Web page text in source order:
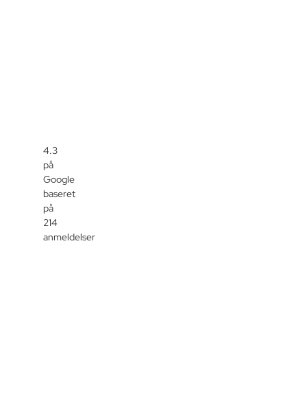
4.3
på
Google
baseret
på
214
anmeldelser